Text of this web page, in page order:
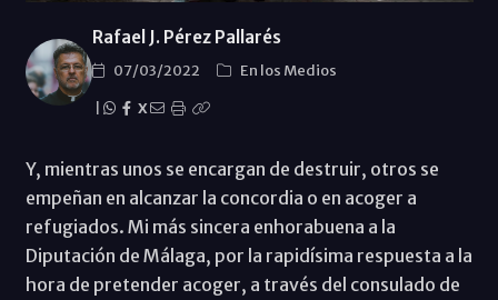
Rafael J. Pérez Pallarés
07/03/2022
En los Medios
X
Y, mientras unos se encargan de destruir, otros se
empeñan en alcanzar la concordia o en acoger a
refugiados. Mi más sincera enhorabuena a la
Diputación de Málaga, por la rapidísima respuesta a la
hora de pretender acoger, a través del consulado de